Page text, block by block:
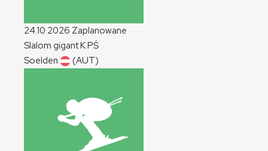
24.10.2026 Zaplanowane
Slalom gigantKPŚ
Soelden
(AUT)